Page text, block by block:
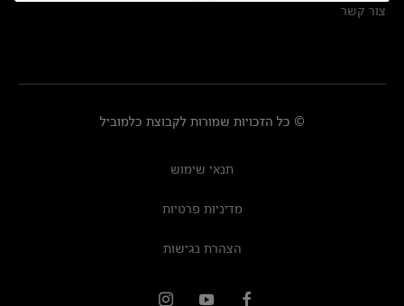
צור קשר
© כל הזכויות שמורות לקבוצת כלמוביל
תנאי שימוש
מדיניות פרטיות
הצהרת נגישות